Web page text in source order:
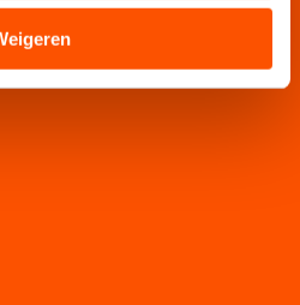
verzameld via hun services.
gegevens doorgeven aan
de VS, waar mogelijk geen
geldt volgens de GDPR.
vindt u in ons